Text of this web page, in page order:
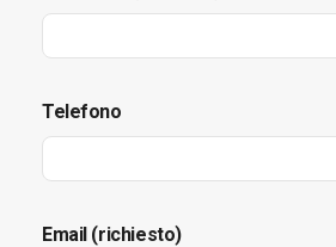
Telefono
Email (richiesto)